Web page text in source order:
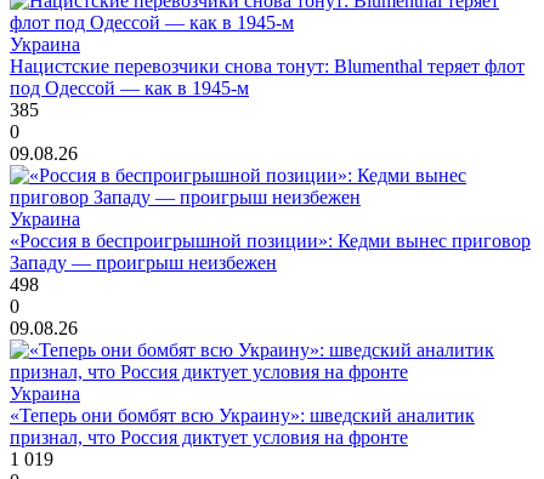
Украина
Нацистские перевозчики снова тонут: Blumenthal теряет флот
под Одессой — как в 1945-м
385
0
09.08.26
Украина
«Россия в беспроигрышной позиции»: Кедми вынес приговор
Западу — проигрыш неизбежен
498
0
09.08.26
Украина
«Теперь они бомбят всю Украину»: шведский аналитик
признал, что Россия диктует условия на фронте
1 019